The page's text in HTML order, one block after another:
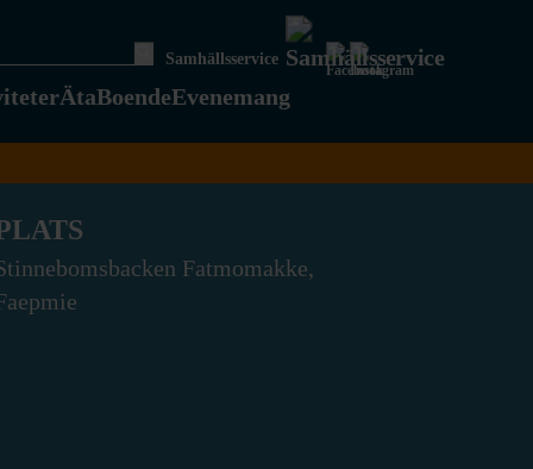
Samhällsservice
ÄtaBoendeEvenemang
Fatmomakke,